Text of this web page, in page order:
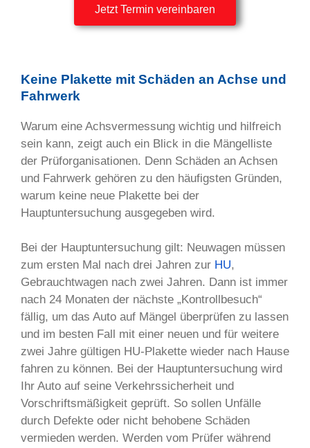
Jetzt Termin vereinbaren
Keine Plakette mit Schäden an Achse und
Fahrwerk
Warum eine Achsvermessung wichtig und hilfreich
sein kann, zeigt auch ein Blick in die Mängelliste
der Prüforganisationen. Denn Schäden an Achsen
und Fahrwerk gehören zu den häufigsten Gründen,
warum keine neue Plakette bei der
Hauptuntersuchung ausgegeben wird.
Bei der Hauptuntersuchung gilt: Neuwagen müssen
zum ersten Mal nach drei Jahren zur HU,
Gebrauchtwagen nach zwei Jahren. Dann ist immer
nach 24 Monaten der nächste „Kontrollbesuch“
fällig, um das Auto auf Mängel überprüfen zu lassen
und im besten Fall mit einer neuen und für weitere
zwei Jahre gültigen HU-Plakette wieder nach Hause
fahren zu können. Bei der Hauptuntersuchung wird
Ihr Auto auf seine Verkehrssicherheit und
Vorschriftsmäßigkeit geprüft. So sollen Unfälle
durch Defekte oder nicht behobene Schäden
vermieden werden. Werden vom Prüfer während